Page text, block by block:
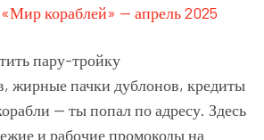
пару-тройку
жирные пачки дублонов, кредиты
— ты попал по адресу. Здесь
и рабочие промокоды на